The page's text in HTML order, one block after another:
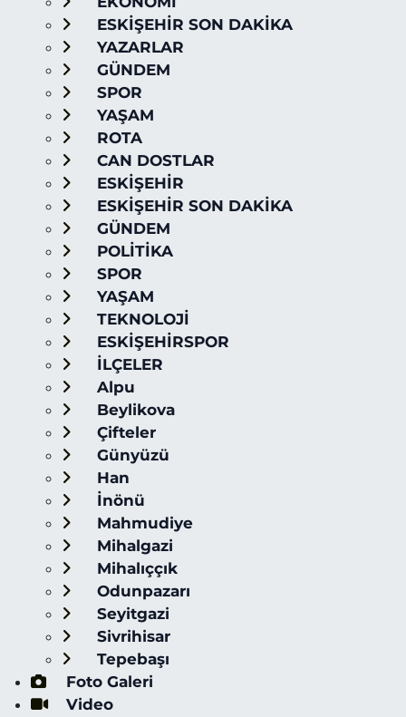
ESKİŞEHİR SON DAKİKA
YAZARLAR
GÜNDEM
SPOR
YAŞAM
ROTA
CAN DOSTLAR
ESKİŞEHİR
ESKİŞEHİR SON DAKİKA
GÜNDEM
POLİTİKA
SPOR
YAŞAM
TEKNOLOJİ
ESKİŞEHİRSPOR
İLÇELER
Alpu
Beylikova
Çifteler
Günyüzü
Han
İnönü
Mahmudiye
Mihalgazi
Mihalıççık
Odunpazarı
Seyitgazi
Sivrihisar
Tepebaşı
Foto Galeri
Video